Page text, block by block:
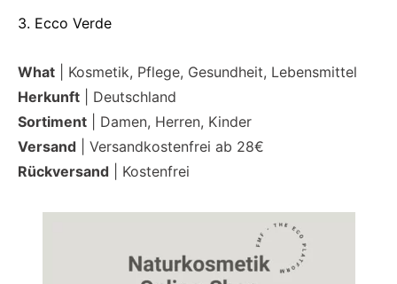
3. Ecco Verde
What | Kosmetik, Pflege, Gesundheit, Lebensmittel
Herkunft | Deutschland
Sortiment | Damen, Herren, Kinder
Versand | Versandkostenfrei ab 28€
Rückversand | Kostenfrei